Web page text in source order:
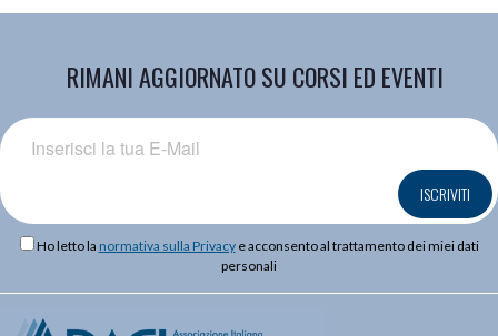
RIMANI AGGIORNATO SU CORSI ED EVENTI
ISCRIVITI
Ho letto la normativa sulla Privacye acconsento al trattamento dei miei dati
personali